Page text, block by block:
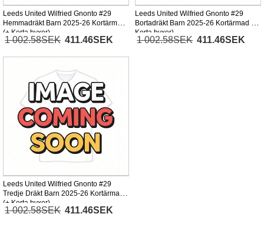
Leeds United Wilfried Gnonto #29
Hemmadräkt Barn 2025-26 Kortärmad
(+ Korta byxor)
1 002.58SEK 411.46SEK
Leeds United Wilfried Gnonto #29
Bortadräkt Barn 2025-26 Kortärmad (+
Korta byxor)
1 002.58SEK 411.46SEK
Leeds United Wilfried Gnonto #29
Tredje Dräkt Barn 2025-26 Kortärmad
(+ Korta byxor)
1 002.58SEK 411.46SEK